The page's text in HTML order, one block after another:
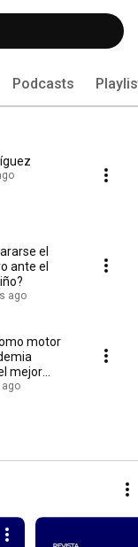
Podcasts
el
ante el
ago
motor
mejor